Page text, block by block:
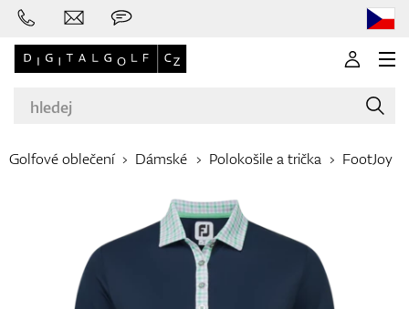
Značky
Golfové hole
Golfové oblečení Dámské Polokošile a trička FootJoy